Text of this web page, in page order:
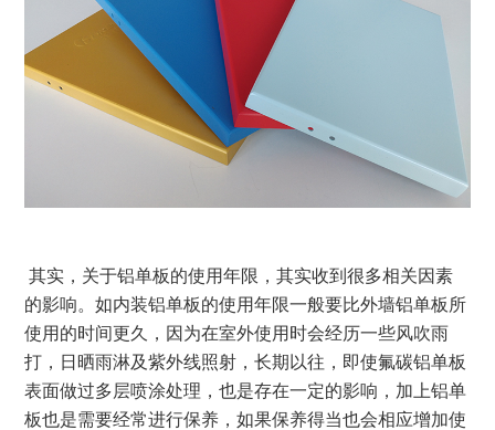
其实，关于铝单板的使用年限，其实收到很多相关因素
的影响。如内装铝单板的使用年限一般要比外墙铝单板所
使用的时间更久，因为在室外使用时会经历一些风吹雨
打，日晒雨淋及紫外线照射，长期以往，即使氟碳铝单板
表面做过多层喷涂处理，也是存在一定的影响，加上铝单
板也是需要经常进行保养，如果保养得当也会相应增加使